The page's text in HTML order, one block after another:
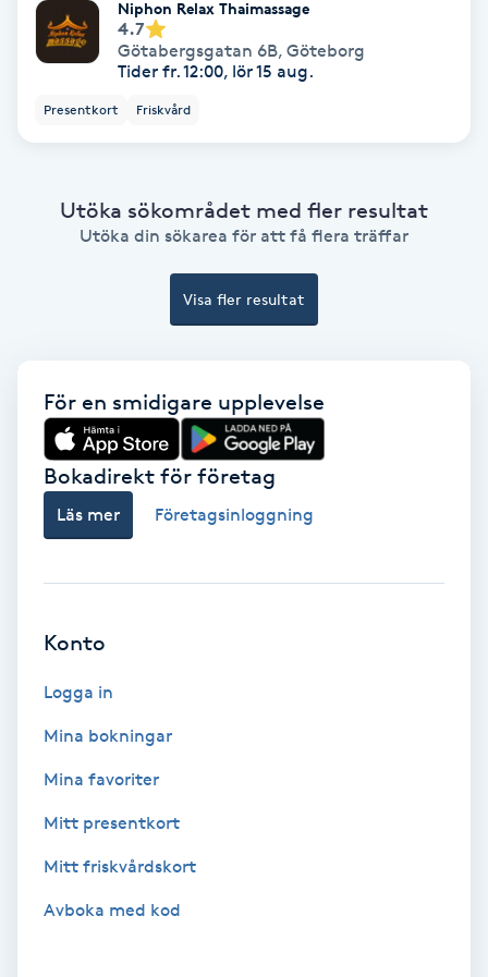
Ansiktsbehandling djuprengörande
Babylights
Bambumassage
BIAB
Blowout
Bottenfärg
Brynfärgning
Bröllopsuppsättning
Celluliter
Niphon Relax Thaimassage
4.7
Götabergsgatan 6B, Göteborg
Tider fr. 12:00, lör 15 aug.
Presentkort Friskvård
Utöka sökområdet med fler resultat
Utöka din sökarea för att få flera träffar
Visa fler resultat
För en smidigare upplevelse
Bokadirekt för företag
Läs mer Företagsinloggning
Konto
Logga in
Mina bokningar
Mina favoriter
Mitt presentkort
Mitt friskvårdskort
Avboka med kod